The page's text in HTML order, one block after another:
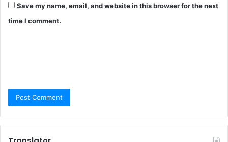
Save my name, email, and website in this browser for the next
time I comment.